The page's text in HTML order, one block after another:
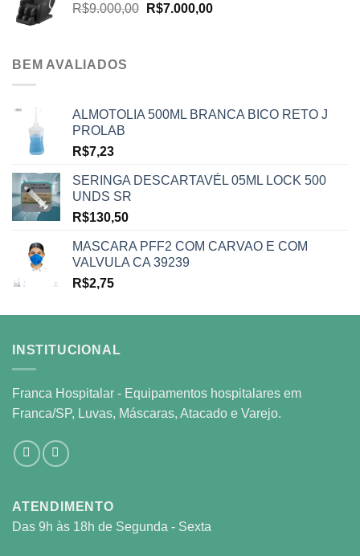
R$9.000,00 O
R$7.000,00O
BEM AVALIADOS
ALMOTOLIA 500ML BRANCA BICO RETO J
PROLAB
R$7,23
SERINGA DESCARTAVÉL 05ML LOCK 500
UNDS SR
R$130,50
MASCARA PFF2 COM CARVAO E COM
VALVULA CA 39239
R$2,75
INSTITUCIONAL
Franca Hospitalar - Equipamentos hospitalares em
Franca/SP, Luvas, Máscaras, Atacado e Varejo.
ATENDIMENTO
Das 9h às 18h de Segunda - Sexta